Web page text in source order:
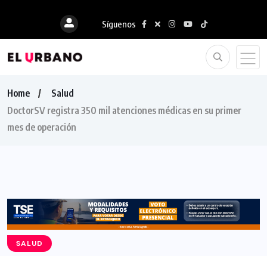
Síguenos
Home
Salud
DoctorSV registra 350 mil atenciones médicas en su primer
mes de operación
SALUD